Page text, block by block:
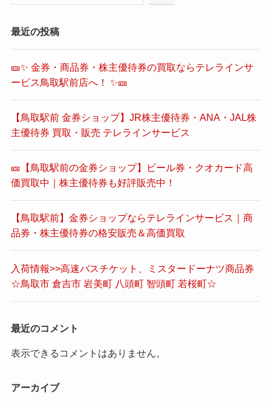
最近の投稿
🎫✨ 金券・商品券・株主優待券の買取ならテレラインサ
ービス鳥取駅前店へ！ ✨🎫
【鳥取駅前 金券ショップ】JR株主優待券・ANA・JAL株
主優待券 買取・販売 テレラインサービス
🎫【鳥取駅前の金券ショップ】ビール券・クオカード高
価買取中｜株主優待券も好評販売中！
【鳥取駅前】金券ショップならテレラインサービス｜商
品券・株主優待券の格安販売＆高価買取
入荷情報>>高速バスチケット、ミスタードーナツ商品券
☆鳥取市 倉吉市 岩美町 八頭町 智頭町 若桜町☆
最近のコメント
表示できるコメントはありません。
アーカイブ